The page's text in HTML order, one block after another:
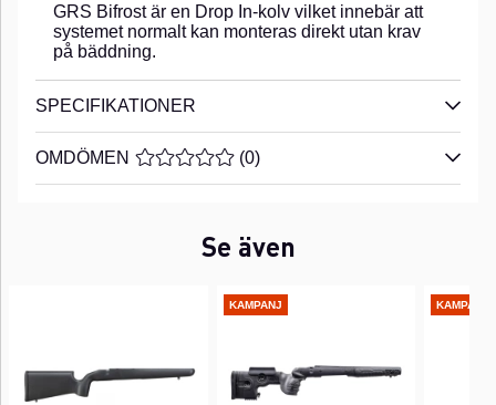
GRS Bifrost är en Drop In-kolv vilket innebär att
systemet normalt kan monteras direkt utan krav
på bäddning.
SPECIFIKATIONER
OMDÖMEN MEDELBETYG 0 AV 5 ANTAL BETYG 0
(0)
Se även
KAMPANJ KAMPANJ